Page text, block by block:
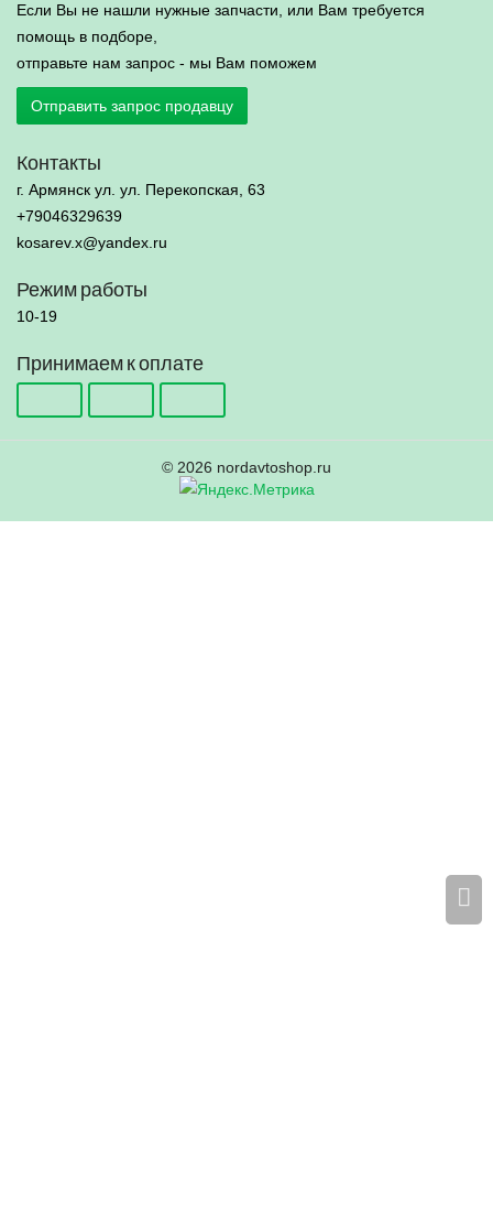
Если Вы не нашли нужные запчасти, или Вам требуется
помощь в подборе,
отправьте нам запрос - мы Вам поможем
Отправить запрос продавцу
Контакты
г. Армянск ул. ул. Перекопская, 63
+79046329639
kosarev.x@yandex.ru
Режим работы
10-19
Принимаем к оплате
© 2026 nordavtoshop.ru